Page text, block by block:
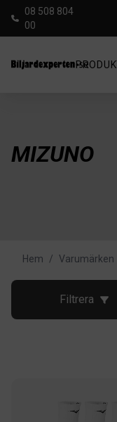
08 508 804
00
MIZUNO
Hem / Varumärken
Filtrera